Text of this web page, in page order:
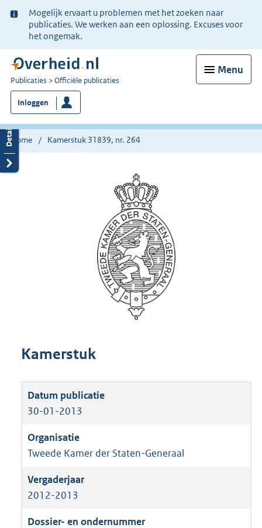
Ter
informatie:
Mogelijk ervaart u problemen met het zoeken naar
publicaties. We werken aan een oplossing. Excuses voor
het ongemak.
Menu
U
bent
nu
hier:
Publicaties Officiële publicaties
Inloggen
Home Kamerstuk 31839, nr. 264
Kamerstuk
30-01-2013
Tweede Kamer der Staten-Generaal
2012-2013